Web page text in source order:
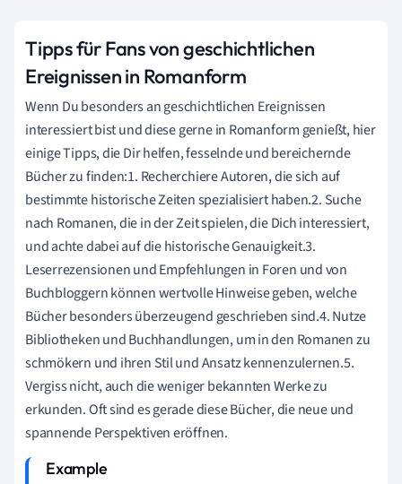
Tipps für Fans von geschichtlichen
Ereignissen in Romanform
Wenn Du besonders an geschichtlichen Ereignissen
interessiert bist und diese gerne in Romanform genießt, hier
einige Tipps, die Dir helfen, fesselnde und bereichernde
Bücher zu finden:1. Recherchiere Autoren, die sich auf
bestimmte historische Zeiten spezialisiert haben.2. Suche
nach Romanen, die in der Zeit spielen, die Dich interessiert,
und achte dabei auf die historische Genauigkeit.3.
Leserrezensionen und Empfehlungen in Foren und von
Buchbloggern können wertvolle Hinweise geben, welche
Bücher besonders überzeugend geschrieben sind.4. Nutze
Bibliotheken und Buchhandlungen, um in den Romanen zu
schmökern und ihren Stil und Ansatz kennenzulernen.5.
Vergiss nicht, auch die weniger bekannten Werke zu
erkunden. Oft sind es gerade diese Bücher, die neue und
spannende Perspektiven eröffnen.